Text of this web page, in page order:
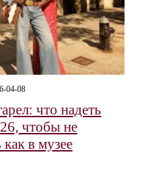
04-08
что надеть
чтобы не
в музее